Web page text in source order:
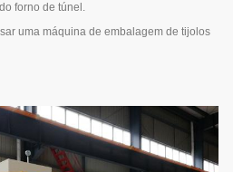
forno de túnel.
uma máquina de embalagem de tijolos